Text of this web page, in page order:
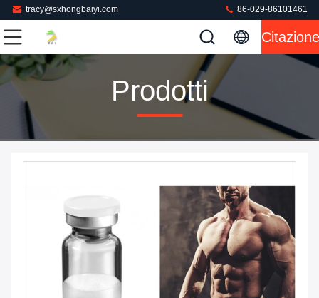
tracy@sxhongbaiyi.com 86-029-86101461
Citazione
Prodotti